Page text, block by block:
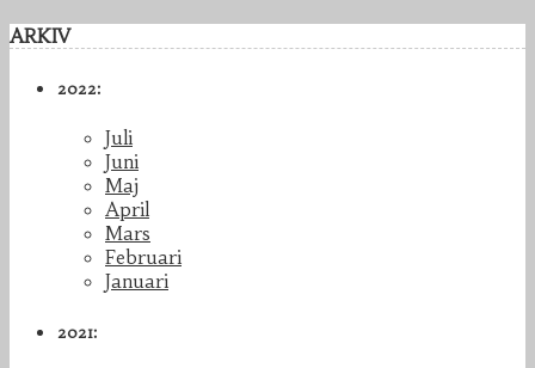
ARKIV
2022:
Juli
Juni
Maj
April
Mars
Februari
Januari
2021: